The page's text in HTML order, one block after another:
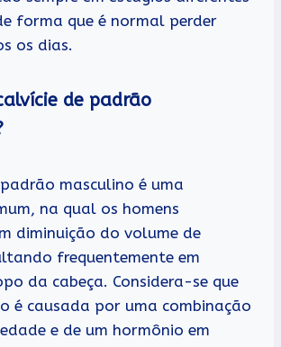
forma que é normal perder
os dias.
de padrão
masculino é uma
na qual os homens
diminuição do volume de
frequentemente em
da cabeça. Considera-se que
é causada por uma combinação
e de um hormônio em